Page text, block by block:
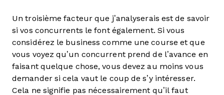
Un troisième facteur que j’analyserais est de savoir
si vos concurrents le font également. Si vous
considérez le business comme une course et que
vous voyez qu’un concurrent prend de l’avance en
faisant quelque chose, vous devez au moins vous
demander si cela vaut le coup de s’y intéresser.
Cela ne signifie pas nécessairement qu’il faut